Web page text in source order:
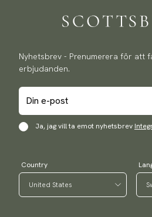
Nyhetsbrev - Prenumerera för att
erbjudanden.
Ja, jag vill ta emot nyhetsbrev
Country